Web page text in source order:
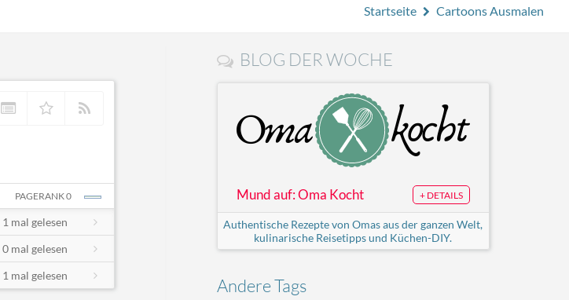
Startseite Cartoons Ausmalen
PAGERANK 0
1 mal gelesen
0 mal gelesen
1 mal gelesen
BLOG DER WOCHE
Mund auf: Oma Kocht + DETAILS
Authentische Rezepte von Omas aus der ganzen Welt,
kulinarische Reisetipps und Küchen-DIY.
Andere Tags